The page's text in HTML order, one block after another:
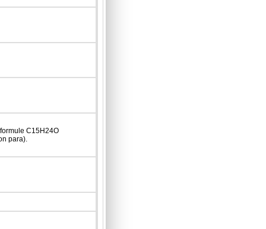
C15H24O
para).